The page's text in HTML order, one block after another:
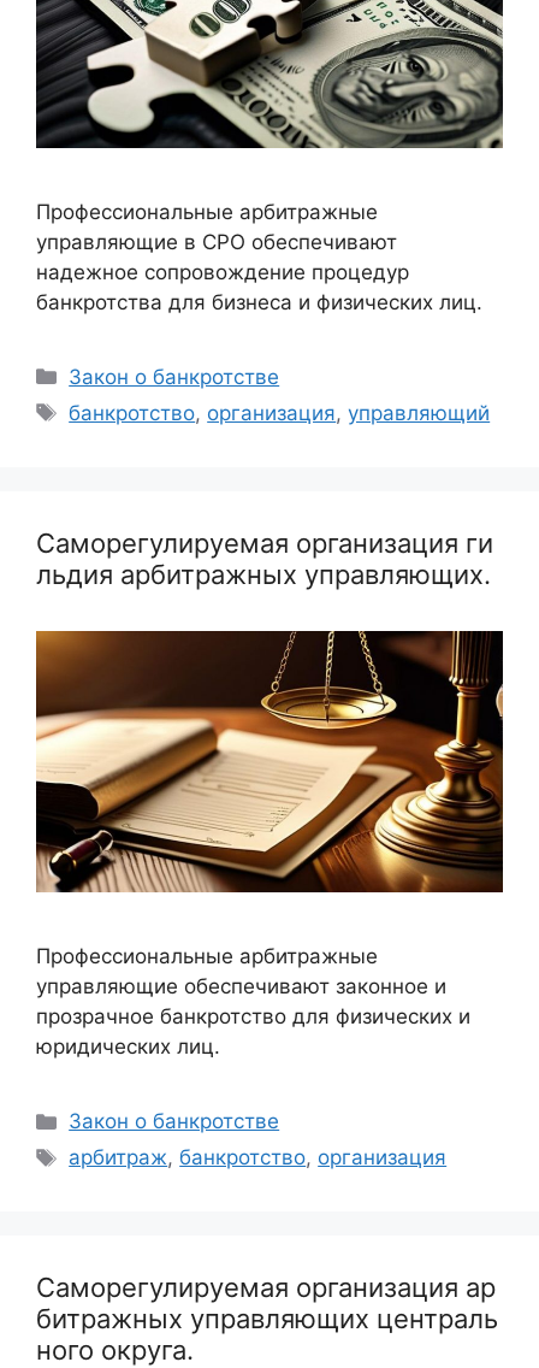
Профессиональные арбитражные
управляющие в СРО обеспечивают
надежное сопровождение процедур
банкротства для бизнеса и физических лиц.
Рубрики
Закон о банкротстве
Метки
банкротство, организация,управляющий
Саморегулируемая организация ги
льдия арбитражных управляющих.
Профессиональные арбитражные
управляющие обеспечивают законное и
прозрачное банкротство для физических и
юридических лиц.
Рубрики
Закон о банкротстве
Метки
арбитраж,банкротство, организация
Саморегулируемая организация ар
битражных управляющих централь
ного округа.